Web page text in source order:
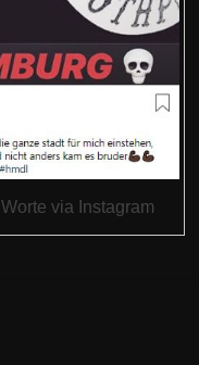
via Instagram